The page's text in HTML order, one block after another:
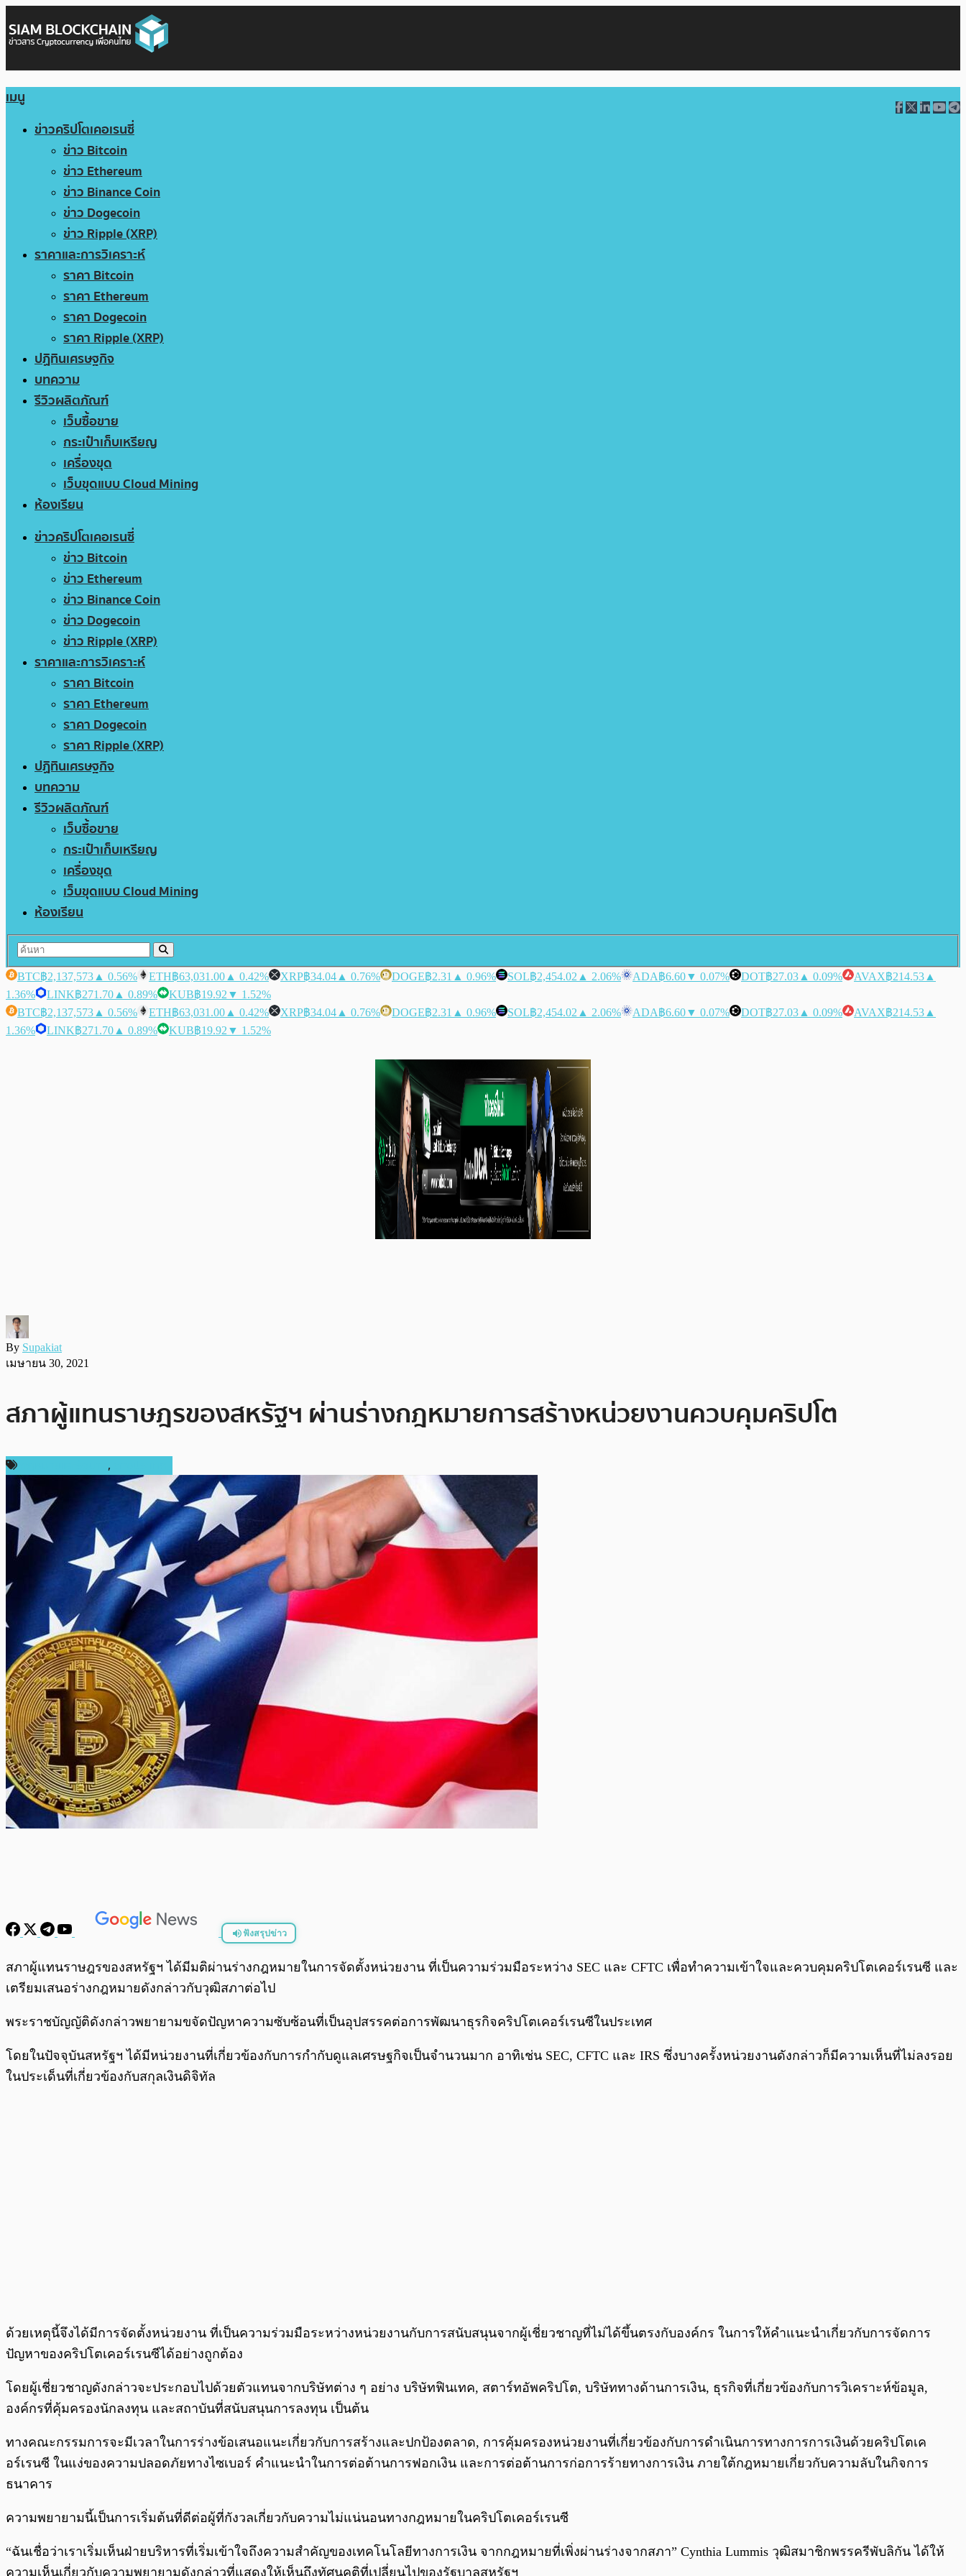
เมนู
ข่าวคริปโตเคอเรนซี่
ข่าว Bitcoin
ข่าว Ethereum
ข่าว Binance Coin
ข่าว Dogecoin
ข่าว Ripple (XRP)
ราคาและการวิเคราะห์
ราคา Bitcoin
ราคา Ethereum
ราคา Dogecoin
ราคา Ripple (XRP)
ปฏิทินเศรษฐกิจ
บทความ
รีวิวผลิตภัณฑ์
เว็บซื้อขาย
กระเป๋าเก็บเหรียญ
เครื่องขุด
เว็บขุดแบบ Cloud Mining
ห้องเรียน
ข่าวคริปโตเคอเรนซี่
ข่าว Bitcoin
ข่าว Ethereum
ข่าว Binance Coin
ข่าว Dogecoin
ข่าว Ripple (XRP)
ราคาและการวิเคราะห์
ราคา Bitcoin
ราคา Ethereum
ราคา Dogecoin
ราคา Ripple (XRP)
ปฏิทินเศรษฐกิจ
บทความ
รีวิวผลิตภัณฑ์
เว็บซื้อขาย
กระเป๋าเก็บเหรียญ
เครื่องขุด
เว็บขุดแบบ Cloud Mining
ห้องเรียน
BTC฿2,137,573 ▲ 0.56% ETH฿63,031.00 ▲ 0.42% XRP฿34.04 ▲ 0.76% DOGE฿2.31 ▲ 0.96% SOL฿2,454.02 ▲ 2.06% ADA฿6.60▼ 0.07% DOT฿27.03 ▲ 0.09% AVAX฿214.53 ▲
1.36%
LINK฿271.70 ▲ 0.89% KUB฿19.92 ▼ 1.52%
BTC฿2,137,573 ▲ 0.56% ETH฿63,031.00 ▲ 0.42% XRP฿34.04 ▲ 0.76% DOGE฿2.31 ▲ 0.96% SOL฿2,454.02 ▲ 2.06% ADA฿6.60▼ 0.07% DOT฿27.03 ▲ 0.09% AVAX฿214.53 ▲
1.36%
LINK฿271.70 ▲ 0.89% KUB฿19.92 ▼ 1.52%
By Supakiat
เมษายน 30, 2021
สภาผู้แทนราษฎรของสหรัฐฯ ผ่านร่างกฎหมายการสร้างหน่วยงานควบคุมคริปโต
,
ฟังสรุปข่าว
0:00 0:00
สภาผู้แทนราษฎรของสหรัฐฯ ได้มีมติผ่านร่างกฎหมายในการจัดตั้งหน่วยงาน ที่เป็นความร่วมมือระหว่าง SEC และ CFTC เพื่อทำความเข้าใจและควบคุมคริปโตเคอร์เรนซี และ
เตรียมเสนอร่างกฎหมายดังกล่าวกับวุฒิสภาต่อไป
พระราชบัญญัติดังกล่าวพยายามขจัดปัญหาความซับซ้อนที่เป็นอุปสรรคต่อการพัฒนาธุรกิจคริปโตเคอร์เรนซีในประเทศ
โดยในปัจจุบันสหรัฐฯ ได้มีหน่วยงานที่เกี่ยวข้องกับการกำกับดูแลเศรษฐกิจเป็นจำนวนมาก อาทิเช่น SEC, CFTC และ IRS ซึ่งบางครั้งหน่วยงานดังกล่าวก็มีความเห็นที่ไม่ลงรอย
ในประเด็นที่เกี่ยวข้องกับสกุลเงินดิจิทัล
ด้วยเหตุนี้จึงได้มีการจัดตั้งหน่วยงาน ที่เป็นความร่วมมือระหว่างหน่วยงานกับการสนับสนุนจากผู้เชี่ยวชาญที่ไม่ได้ขึ้นตรงกับองค์กร ในการให้คำแนะนำเกี่ยวกับการจัดการ
ปัญหาของคริปโตเคอร์เรนซีได้อย่างถูกต้อง
โดยผู้เชี่ยวชาญดังกล่าวจะประกอบไปด้วยตัวแทนจากบริษัทต่าง ๆ อย่าง บริษัทฟินเทค, สตาร์ทอัพคริปโต, บริษัททางด้านการเงิน, ธุรกิจที่เกี่ยวข้องกับการวิเคราะห์ข้อมูล,
องค์กรที่คุ้มครองนักลงทุน และสถาบันที่สนับสนุนการลงทุน เป็นต้น
ทางคณะกรรมการจะมีเวลาในการร่างข้อเสนอแนะเกี่ยวกับการสร้างและปกป้องตลาด, การคุ้มครองหน่วยงานที่เกี่ยวข้องกับการดำเนินการทางการการเงินด้วยคริปโตเค
อร์เรนซี ในแง่ของความปลอดภัยทางไซเบอร์ คำแนะนำในการต่อต้านการฟอกเงิน และการต่อต้านการก่อการร้ายทางการเงิน ภายใต้กฎหมายเกี่ยวกับความลับในกิจการ
ธนาคาร
ความพยายามนี้เป็นการเริ่มต้นที่ดีต่อผู้ที่กังวลเกี่ยวกับความไม่แน่นอนทางกฎหมายในคริปโตเคอร์เรนซี
“ฉันเชื่อว่าเราเริ่มเห็นฝ่ายบริหารที่เริ่มเข้าใจถึงความสำคัญของเทคโนโลยีทางการเงิน จากกฎหมายที่เพิ่งผ่านร่างจากสภา” Cynthia Lummis วุฒิสมาชิกพรรครีพับลิกัน ได้ให้
ความเห็นเกี่ยวกับความพยายามดังกล่าวที่แสดงให้เห็นถึงทัศนคติที่เปลี่ยนไปของรัฐบาลสหรัฐฯ